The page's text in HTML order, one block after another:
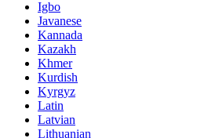
Igbo
Javanese
Kannada
Kazakh
Khmer
Kurdish
Kyrgyz
Latin
Latvian
Lithuanian